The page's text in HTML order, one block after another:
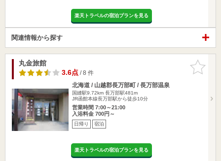
楽天トラベルの宿泊プランを見る
関連情報から探す
お気に入
りに追加
丸金旅館
3.6点/ 8 件
北海道 / 山越郡長万部町 / 長万部温泉
国縫駅9.72km 長万部駅481m
JR函館本線長万部駅から徒歩10分
営業時間 7:00～21:00
入浴料金 700円～
日帰り 宿泊
楽天トラベルの宿泊プランを見る